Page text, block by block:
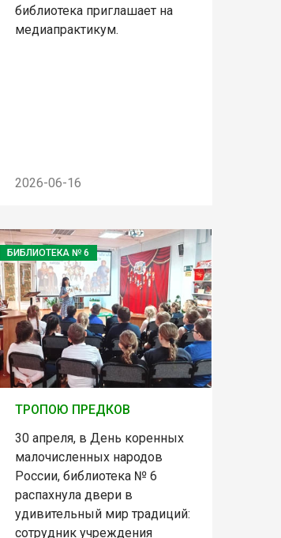
библиотека приглашает на
медиапрактикум.
2026-06-16
БИБЛИОТЕКА № 6
ТРОПОЮ ПРЕДКОВ
30 апреля, в День коренных
малочисленных народов
России, библиотека № 6
распахнула двери в
удивительный мир традиций:
сотрудник учреждения